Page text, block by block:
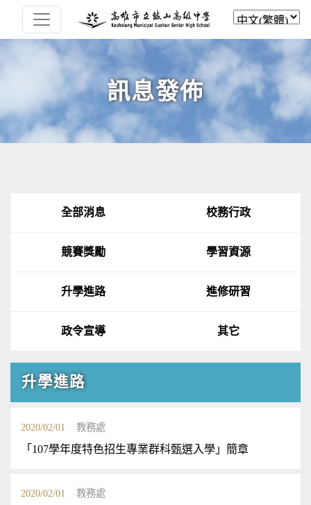
訊息發佈
全部消息 校務行政
競賽獎勵 學習資源
升學進路 進修研習
政令宣導 其它
升學進路
2020/02/01 教務處
「107學年度特色招生專業群科甄選入學」簡章
2020/02/01 教務處